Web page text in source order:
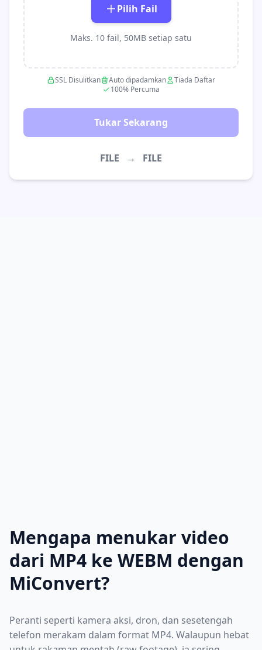
Pilih Fail
Maks. 10 fail, 50MB setiap satu
SSL Disulitkan Auto dipadamkan
Tiada Daftar
100% Percuma
Tukar Sekarang
FILE → FILE
Mengapa menukar video
dari MP4 ke WEBM dengan
MiConvert?
Peranti seperti kamera aksi, dron, dan sesetengah
telefon merakam dalam format MP4. Walaupun hebat